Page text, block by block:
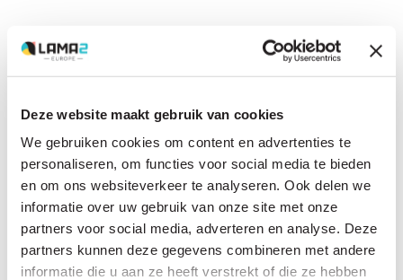
Deze website maakt gebruik van cookies
We gebruiken cookies om content en advertenties te
personaliseren, om functies voor social media te bieden
en om ons websiteverkeer te analyseren. Ook delen we
informatie over uw gebruik van onze site met onze
partners voor social media, adverteren en analyse. Deze
partners kunnen deze gegevens combineren met andere
informatie die u aan ze heeft verstrekt of die ze hebben
Some families connect through Facebook and other social media.
team before acting on it. For reliable community discussion, we
recommend joining theLAMA2 Forum